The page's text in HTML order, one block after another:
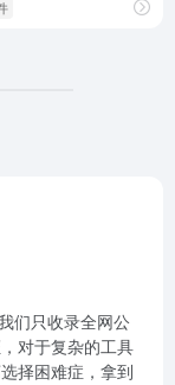
们只收录全网公
对于复杂的工具
择困难症，拿到